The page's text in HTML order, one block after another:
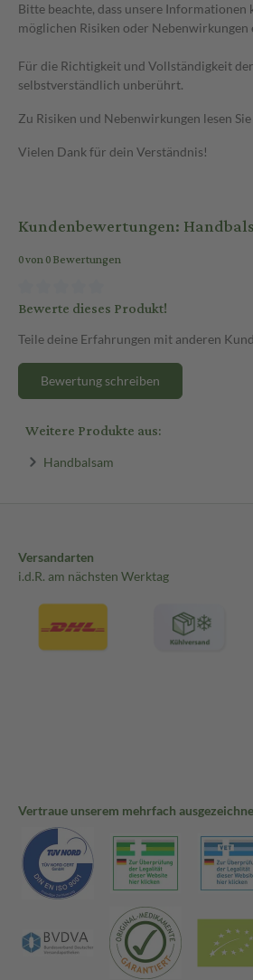
Bitte beachte, dass unsere
möglichen Risiken oder
Für die Richtigkeit und Vollständigkeit
selbstverständlich unberührt.
Zu Risiken und Nebenwirkungen lesen
Vielen Dank für dein Verständnis!
Kundenbewertungen:
0 von 0 Bewertungen
Bewerte dieses Produkt!
Teile deine Erfahrungen mit anderen
Bewertung schreiben
Weitere Produkte aus:
Handbalsam
Versandarten
i.d.R. am nächsten Werktag
Vertraue unserem mehrfach